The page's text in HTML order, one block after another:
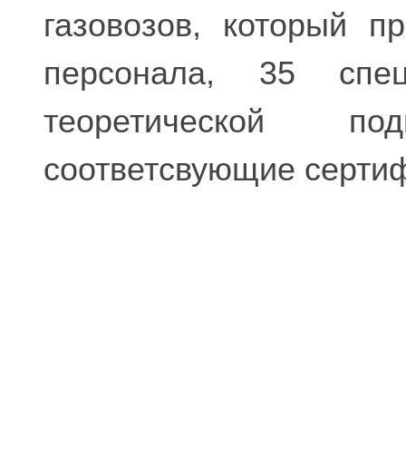
газовозов, который
персонала, 35
теоретической
соответсвующие